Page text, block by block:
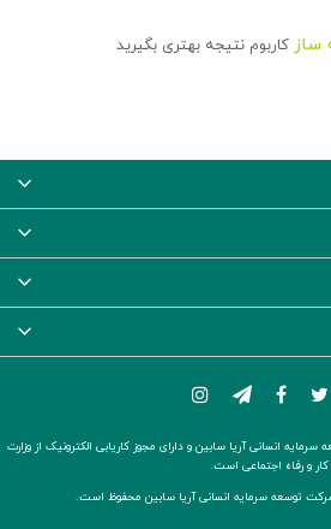
ساز کاربوم نتیجه بهتری بگیرید
انسانی آریا سابین و دارای مجوز کاریابی الکترونیک از وزارت
کار و رفاه اجتماعی است.
توسعه سرمایه انسانی آریا سابین محفوظ است.